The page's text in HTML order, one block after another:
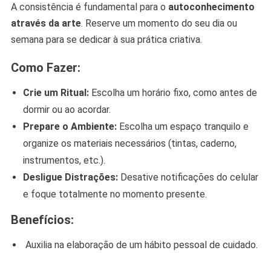
A consistência é fundamental para o autoconhecimento
através da arte. Reserve um momento do seu dia ou
semana para se dedicar à sua prática criativa.
Como Fazer:
Crie um Ritual:Escolha um horário fixo, como antes de
dormir ou ao acordar.
Prepare o Ambiente:Escolha um espaço tranquilo e
organize os materiais necessários (tintas, caderno,
instrumentos, etc.).
Desligue Distrações:Desative notificações do celular
e foque totalmente no momento presente.
Benefícios:
Auxilia na elaboração de um hábito pessoal de cuidado.